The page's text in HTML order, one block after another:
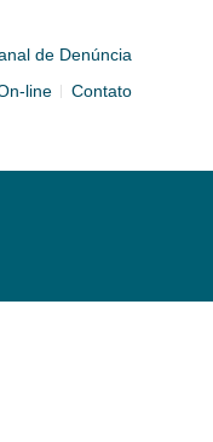
de Denúncia
line Contato